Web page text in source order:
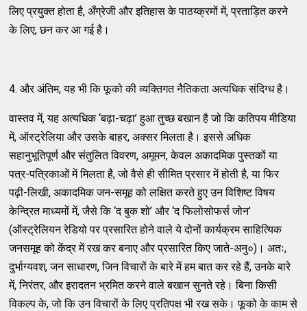
लिए प्रयुक्त होता है, अँग्रेजी और इतिहास के पाठय्क्रमों में, प्रताड़ित करने
के लिए, छन कर आ गई है।
4. और अंतिम, यह भी कि फूको की व्यक्तिगत नैतिकता अत्यधिक संदिग्ध है।
वास्तव में, यह अत्यधिक ‘बढ़ा-चढ़ा’ हुआ तुच्छ बखान है जो कि कतिपय मीडिया
में, ऑस्ट्रेलिया और उसके बाहर, अक्सर मिलता है। इससे अधिक
सहानुभूतिपूर्ण और संतुलित विवरण, अमूमन, केवल अकादमिक पुस्तकों या
पत्र-पत्रिकाओं में मिलता है, जो वैसे ही सीमित प्रसार में होती है, या फिर
पढ़ी-लिखी, अकादमिक जन-समूह को लक्षित करते हुए उन विशिष्ट विषय
केन्द्रित माध्यमों में, जैसे कि ‘द बुक शो’ और ‘द फिलोसोफर्स जोन’
(ऑस्ट्रेलियन रेडियो पर प्रसारित होने वाले ये दोनों कार्यक्रम साहित्यिक
जनसमूह को केंद्र में रख कर बनाए और प्रसारित किए जाते-अनु०)। अतः,
दुर्भाग्यवश, जन साधारण, जिन विचारों के बारे में हम बात कर रहे हैं, उनके बारे
में, निरंतर, और इरादतन भ्रमित करने वाले बखान सुनते रहे। बिना किसी
विकल्प के, जो कि उन विचारों के लिए प्रतिपक्ष भी रख सके। फूको के काम से